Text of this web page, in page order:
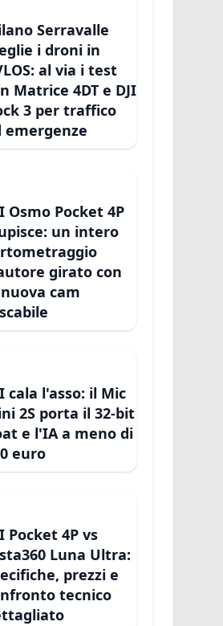
Serravalle
i droni in
al via i test
Matrice 4DT e DJI
3 per traffico
emergenze
Osmo Pocket 4P
un intero
girato con
cam
cala l'asso: il Mic
2S porta il 32-bit
e l'IA a meno di
euro
Pocket 4P vs
Luna Ultra:
prezzi e
tecnico